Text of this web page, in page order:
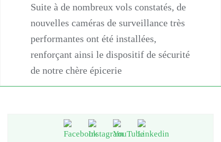
Suite à de nombreux vols constatés, de
nouvelles caméras de surveillance très
performantes ont été installées,
renforçant ainsi le dispositif de sécurité
de notre chère épicerie